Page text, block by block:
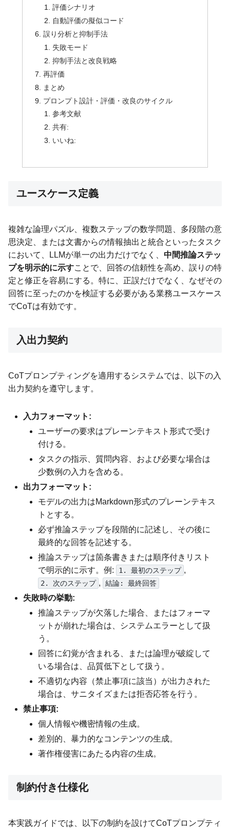
評価シナリオ
自動評価の擬似コード
誤り分析と抑制手法
失敗モード
抑制手法と改良戦略
再評価
まとめ
プロンプト設計・評価・改良のサイクル
参考文献
共有:
いいね:
ユースケース定義
複雑な論理パズル、複数ステップの数学問題、多段階の意
思決定、または文書からの情報抽出と統合といったタスク
において、LLMが単一の出力だけでなく、 中間推論ステッ
プを明示的に示すことで、回答の信頼性を高め、誤りの特
定と修正を容易にする。特に、正誤だけでなく、なぜその
回答に至ったのかを検証する必要がある業務ユースケース
でCoTは有効です。
入出力契約
CoTプロンプティングを適用するシステムでは、以下の入
出力契約を遵守します。
入力フォーマット:
ユーザーの要求はプレーンテキスト形式で受け
付ける。
タスクの指示、質問内容、および必要な場合は
少数例の入力を含める。
出力フォーマット:
モデルの出力はMarkdown形式のプレーンテキス
トとする。
必ず推論ステップを段階的に記述し、その後に
最終的な回答を記述する。
推論ステップは箇条書きまたは順序付きリスト
で明示的に示す。例:
1. 最初のステップ ,
2. 次のステップ , 結論: 最終回答
失敗時の挙動:
推論ステップが欠落した場合、またはフォーマ
ットが崩れた場合は、システムエラーとして扱
う。
回答に幻覚が含まれる、または論理が破綻して
いる場合は、品質低下として扱う。
不適切な内容（禁止事項に該当）が出力された
場合は、サニタイズまたは拒否応答を行う。
禁止事項:
個人情報や機密情報の生成。
差別的、暴力的なコンテンツの生成。
著作権侵害にあたる内容の生成。
制約付き仕様化
本実践ガイドでは、以下の制約を設けてCoTプロンプティ